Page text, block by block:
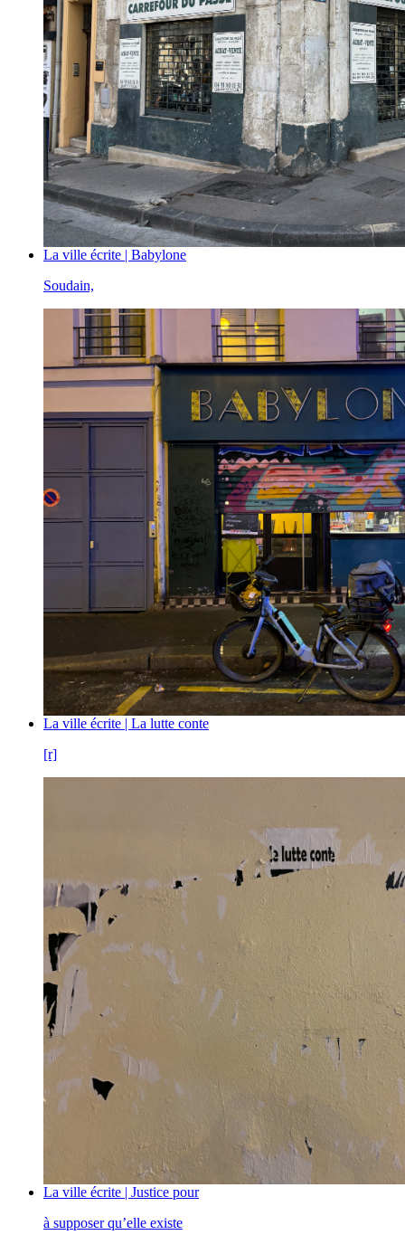
La ville écrite | Babylone
Soudain,
La ville écrite | La lutte conte
[r]
La ville écrite | Justice pour
à supposer qu’elle existe